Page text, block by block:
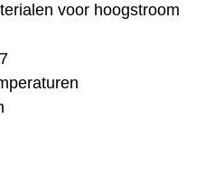
voor hoogstroom